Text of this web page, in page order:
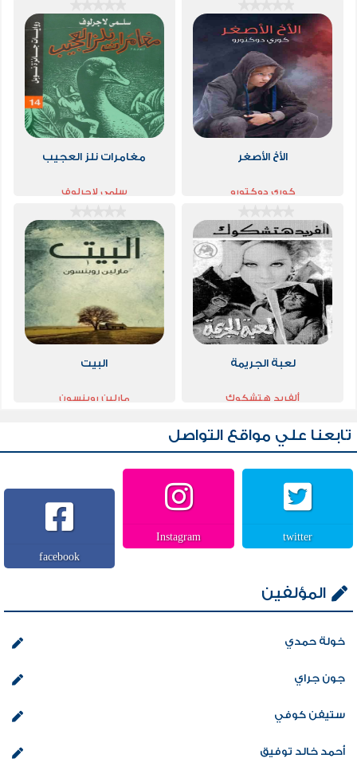
الأخ الأصغر
كوري دوكتورو
مغامرات نلز العجيب
سلمى لاجرلوف
لعبة الجريمة
ألفريد هتشكوك
البيت
مارلين روبنسون
تابعنا علي مواقع التواصل
twitter
Instagram
facebook
المؤلفين
خولة حمدي
جون جراي
ستيفن كوفي
أحمد خالد توفيق